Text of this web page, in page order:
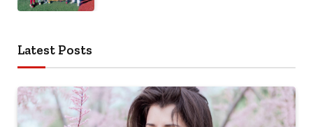
Latest Posts